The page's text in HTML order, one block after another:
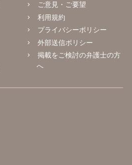
ご意見・ご要望
利用規約
プライバシーポリシー
外部送信ポリシー
掲載をご検討の弁護士の方
へ